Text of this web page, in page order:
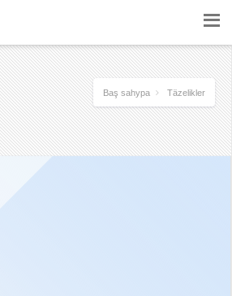
Baş sahypa Täzelikler